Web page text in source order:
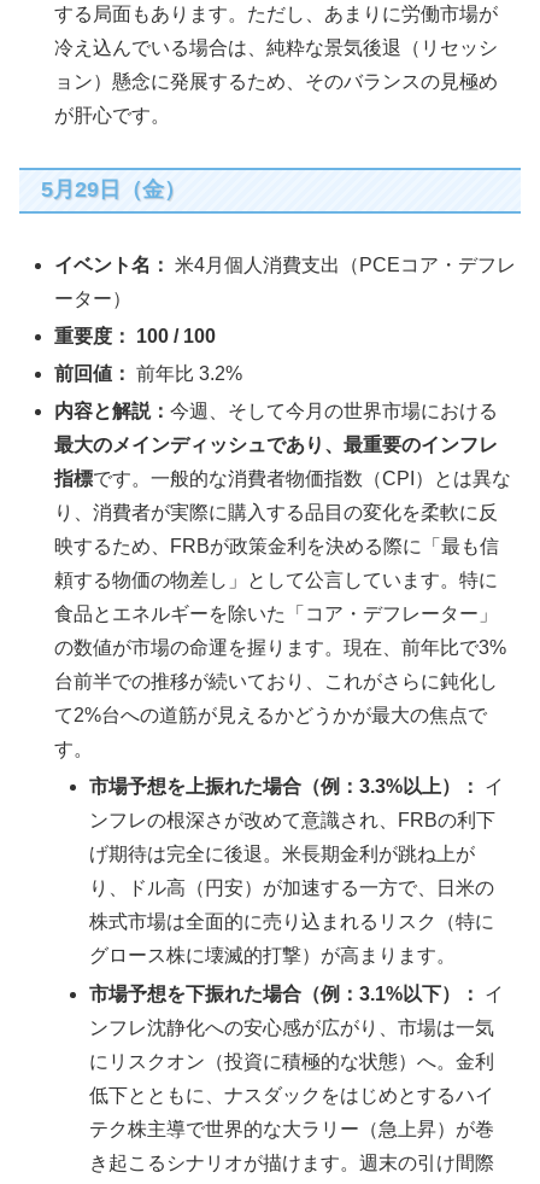
する局面もあります。ただし、あまりに労働市場が
冷え込んでいる場合は、純粋な景気後退（リセッシ
ョン）懸念に発展するため、そのバランスの見極め
が肝心です。
5月29日（金）
イベント名： 米4月個人消費支出（PCEコア・デフレ
ーター）
重要度：
100 / 100
前回値： 前年比 3.2%
内容と解説：今週、そして今月の世界市場における
最大のメインディッシュであり、最重要のインフレ
指標です。一般的な消費者物価指数（CPI）とは異な
り、消費者が実際に購入する品目の変化を柔軟に反
映するため、FRBが政策金利を決める際に「最も信
頼する物価の物差し」として公言しています。特に
食品とエネルギーを除いた「コア・デフレーター」
の数値が市場の命運を握ります。現在、前年比で3%
台前半での推移が続いており、これがさらに鈍化し
て2%台への道筋が見えるかどうかが最大の焦点で
す。
市場予想を上振れた場合（例：3.3%以上）：
イ
ンフレの根深さが改めて意識され、FRBの利下
げ期待は完全に後退。米長期金利が跳ね上が
り、ドル高（円安）が加速する一方で、日米の
株式市場は全面的に売り込まれるリスク（特に
グロース株に壊滅的打撃）が高まります。
市場予想を下振れた場合（例：3.1%以下）：
イ
ンフレ沈静化への安心感が広がり、市場は一気
にリスクオン（投資に積極的な状態）へ。金利
低下とともに、ナスダックをはじめとするハイ
テク株主導で世界的な大ラリー（急上昇）が巻
き起こるシナリオが描けます。週末の引け間際